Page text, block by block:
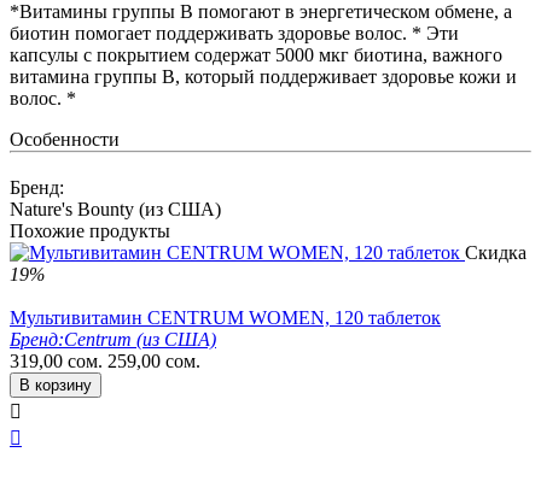
*Витамины группы В помогают в энергетическом обмене, а
биотин помогает поддерживать здоровье волос. * Эти
капсулы с покрытием содержат 5000 мкг биотина, важного
витамина группы В, который поддерживает здоровье кожи и
волос. *
Особенности
Бренд:
Nature's Bounty (из США)
Похожие продукты
Скидка
19%
Мультивитамин CENTRUM WOMEN, 120 таблеток
Бренд:Centrum (из США)
319,00 сом. 259,00 сом.
В корзину

